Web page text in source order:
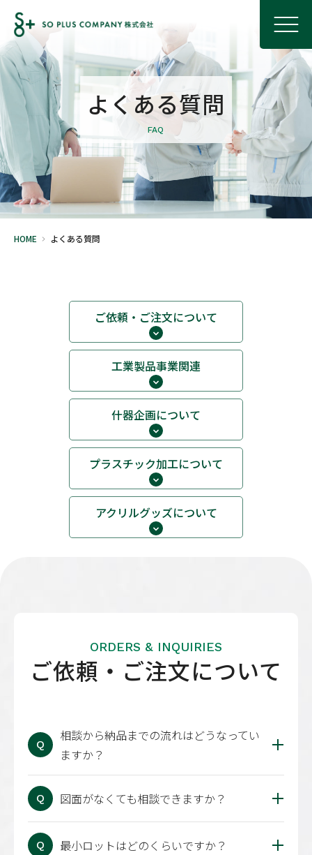
よくある質問
FAQ
HOME よくある質問
ご依頼・ご注文について
工業製品事業関連
什器企画について
プラスチック加工について
アクリルグッズについて
ORDERS & INQUIRIES
ご依頼・ご注文について
Q
相談から納品までの流れはどうなってい
ますか？
Q 図面がなくても相談できますか？
Q 最小ロットはどのくらいですか？